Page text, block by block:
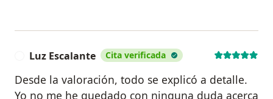
Luz Escalante Cita verificada
Desde la valoración, todo se explicó a detalle.
Yo no me he quedado con ninguna duda acerca